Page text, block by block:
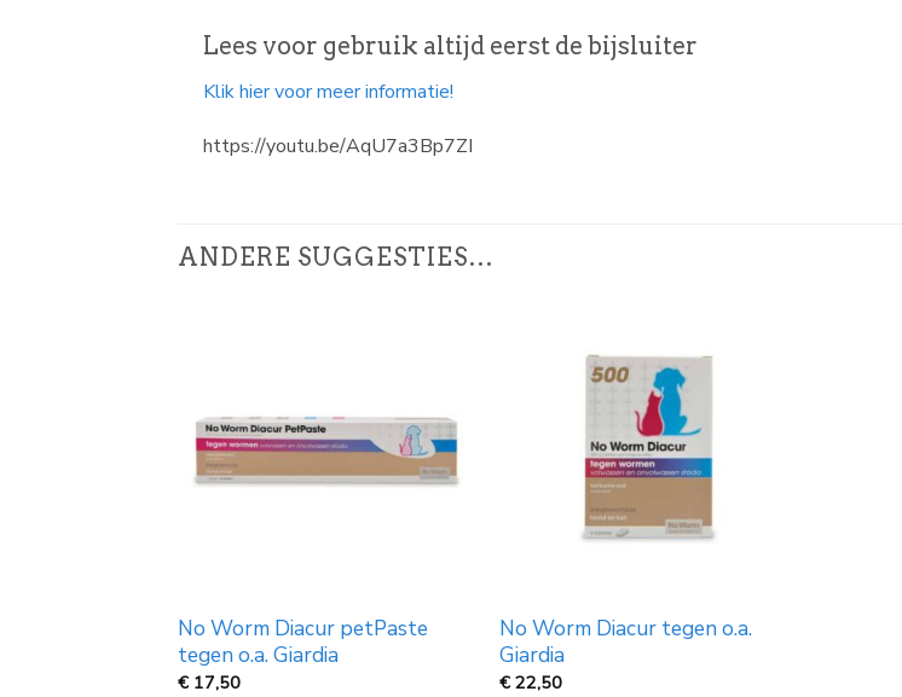
Lees voor gebruik altijd eerst de bijsluiter
Klik hier voor meer informatie!
https://youtu.be/AqU7a3Bp7ZI
ANDERE SUGGESTIES…
No Worm Diacur petPaste
tegen o.a. Giardia
€ 17,50
No Worm Diacur tegen o.a.
Giardia
€22,50